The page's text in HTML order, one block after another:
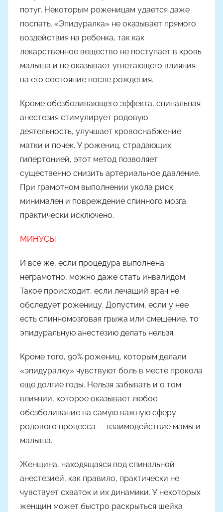
потуг. Некоторым роженицам удается даже
поспать. «Эпидуралка» не оказывает прямого
воздействия на ребенка, так как
лекарственное вещество не поступает в кровь
малыша и не оказывает угнетающего влияния
на его состояние после рождения.
Кроме обезболивающего эффекта, спинальная
анестезия стимулирует родовую
деятельность, улучшает кровоснабжение
матки и почек. У рожениц, страдающих
гипертонией, этот метод позволяет
существенно снизить артериальное давление.
При грамотном выполнении укола риск
минимален и повреждение спинного мозга
практически исключено.
МИНУСЫ
И все же, если процедура выполнена
неграмотно, можно даже стать инвалидом.
Такое происходит, если лечащий врач не
обследует роженицу. Допустим, если у нее
есть спинномозговая грыжа или смещение, то
эпидуральную анестезию делать нельзя.
Кроме того, 90% рожениц, которым делали
«эпидуралку» чувствуют боль в месте прокола
еще долгие годы. Нельзя забывать и о том
влиянии, которое оказывает любое
обезболивание на самую важную сферу
родового процесса — взаимодействие мамы и
малыша.
Женщина, находящаяся под спинальной
анестезией, как правило, практически не
чувствует схваток и их динамики. У некоторых
женщин может быстро раскрыться шейка